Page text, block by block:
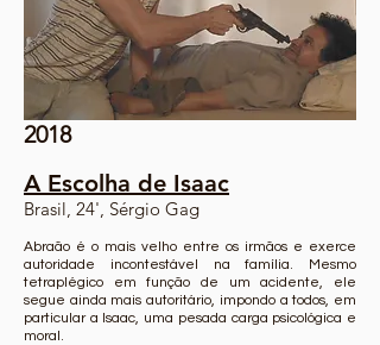
2018
A Escolha de Isaac
Brasil, 24', Sérgio Gag
Abraão é o mais velho entre os irmãos e exerce
autoridade incontestável na família. Mesmo
tetraplégico em função de um acidente, ele
segue ainda mais autoritário, impondo a todos, em
particular a Isaac, uma pesada carga psicológica e
moral.